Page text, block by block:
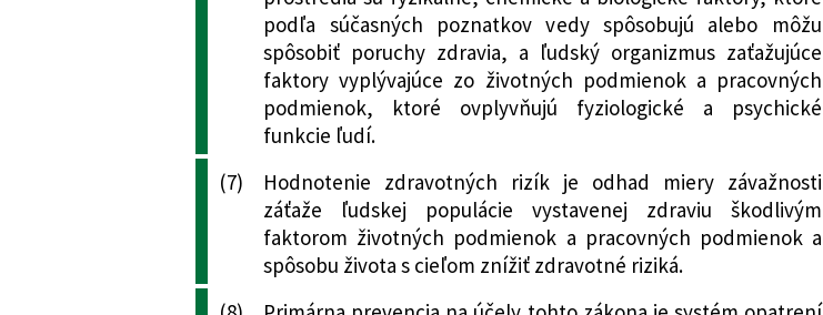
republiky, ktorou sa ustanovujú požiadavky na
kozmetické výrobky
271/2004 Z. z.
Vyhláška Ministerstva zdravotníctva Slovenskej
republiky o ochrane zdravia pred neionizujúcim
žiarením
511/2004 Z. z.
zaraďovanie prác do kategórií z hľadiska zdravotných
rizík a o náležitostiach návrhu na zaradenie prác do
kategórií
761/2004 Z. z.
Vyhláška Ministerstva zdravotníctva Slovenskej
republiky, ktorou sa mení a dopĺňa vyhláška
Slovenskej republiky č. 272/1994 Z. z. o ochrane zdravia
ľudí v znení neskorších predpisov
podľa súčasných poznatkov vedy spôsobujú alebo môžu
spôsobiť poruchy zdravia, a ľudský organizmus zaťažujúce
faktory vyplývajúce zo životných podmienok a pracovných
podmienok, ktoré ovplyvňujú fyziologické a psychické
funkcie ľudí.
(7)
Hodnotenie zdravotných rizík je odhad miery závažnosti
záťaže ľudskej populácie vystavenej zdraviu škodlivým
faktorom životných podmienok a pracovných podmienok a
spôsobu života s cieľom znížiť zdravotné riziká.